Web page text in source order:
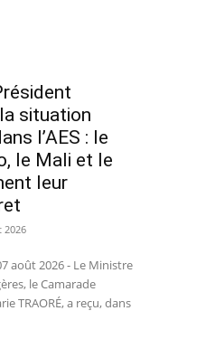
situation
l’AES : le
le Mali et le
leur
2026
août 2026 - Le Ministre
le Camarade
TRAORÉ, a reçu, dans